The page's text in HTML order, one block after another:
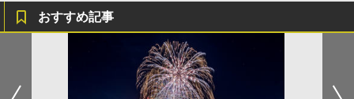
おすすめ記事